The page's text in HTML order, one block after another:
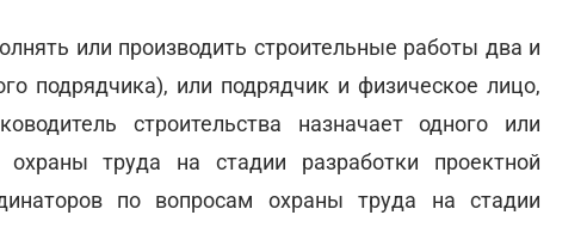
или производить строительные работы два и
подрядчика), или подрядчик и физическое лицо,
строительства назначает одного или
труда на стадии разработки проектной
по вопросам охраны труда на стадии